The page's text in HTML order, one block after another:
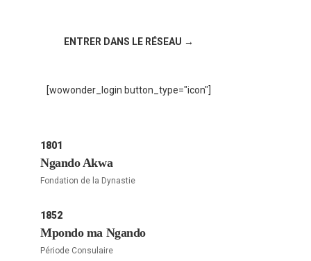
ENTRER DANS LE RÉSEAU →
[wowonder_login button_type="icon"]
1801
Ngando Akwa
Fondation de la Dynastie
1852
Mpondo ma Ngando
Période Consulaire